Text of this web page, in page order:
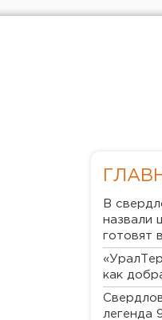
В
назвали
готовят
как
легенда